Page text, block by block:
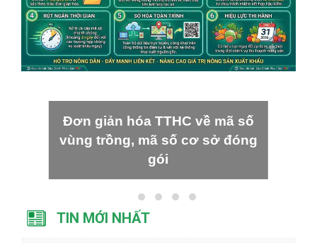
Đơn giản hóa TTHC về mã số
vùng trồng, mã số cơ sở đóng
gói
TIN MỚI NHẤT